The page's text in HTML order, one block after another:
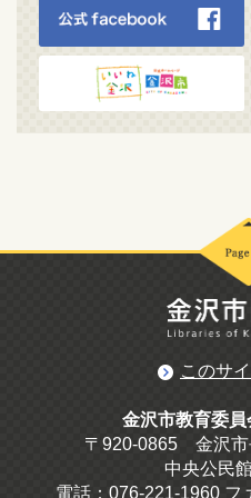
このサ
金沢市教育委
〒920-0865 金沢
中央公民
電話：076-221-1960 フ